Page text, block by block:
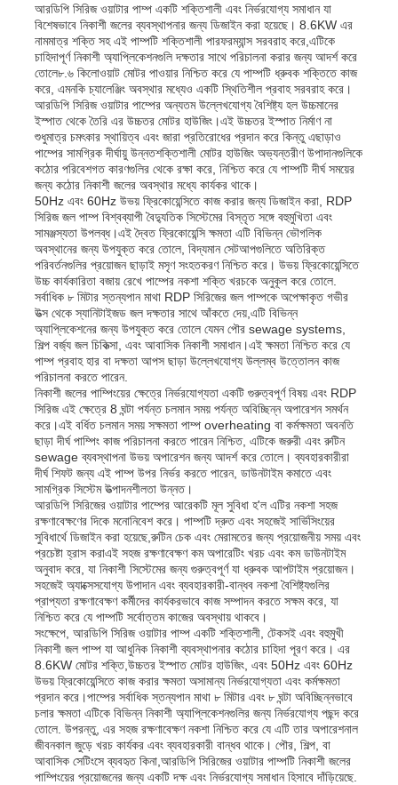
বাড়ি
পণ্য
ভিডিও
আমাদের সম্পর্কে
কারখানা ভ্রমণ
মান নিয়ন্ত্রণ
আমাদের সাথে যোগাযোগ করুন
আরডিপি সিরিজ ওয়াটার পাম্প একটি শক্তিশালী এবং নির্ভরযোগ্য সমাধান যা
বিশেষভাবে নিকাশী জলের ব্যবস্থাপনার জন্য ডিজাইন করা হয়েছে। 8.6KW এর
নামমাত্র শক্তি সহ এই পাম্পটি শক্তিশালী পারফরম্যান্স সরবরাহ করে,এটিকে
চাহিদাপূর্ণ নিকাশী অ্যাপ্লিকেশনগুলি দক্ষতার সাথে পরিচালনা করার জন্য আদর্শ করে
তোলে৮.৬ কিলোওয়াট মোটর পাওয়ার নিশ্চিত করে যে পাম্পটি ধ্রুবক শক্তিতে কাজ
করে, এমনকি চ্যালেঞ্জিং অবস্থার মধ্যেও একটি স্থিতিশীল প্রবাহ সরবরাহ করে।
আরডিপি সিরিজ ওয়াটার পাম্পের অন্যতম উল্লেখযোগ্য বৈশিষ্ট্য হল উচ্চমানের
ইস্পাত থেকে তৈরি এর উচ্চতর মোটর হাউজিং।এই উচ্চতর ইস্পাত নির্মাণ না
শুধুমাত্র চমৎকার স্থায়িত্ব এবং জারা প্রতিরোধের প্রদান করে কিন্তু এছাড়াও
পাম্পের সামগ্রিক দীর্ঘায়ু উন্নতশক্তিশালী মোটর হাউজিং অভ্যন্তরীণ উপাদানগুলিকে
কঠোর পরিবেশগত কারণগুলির থেকে রক্ষা করে, নিশ্চিত করে যে পাম্পটি দীর্ঘ সময়ের
জন্য কঠোর নিকাশী জলের অবস্থার মধ্যে কার্যকর থাকে।
50Hz এবং 60Hz উভয় ফ্রিকোয়েন্সিতে কাজ করার জন্য ডিজাইন করা, RDP
সিরিজ জল পাম্প বিশ্বব্যাপী বৈদ্যুতিক সিস্টেমের বিস্তৃত সঙ্গে বহুমুখিতা এবং
সামঞ্জস্যতা উপলব্ধ।এই দ্বৈত ফ্রিকোয়েন্সি ক্ষমতা এটি বিভিন্ন ভৌগলিক
অবস্থানের জন্য উপযুক্ত করে তোলে, বিদ্যমান সেটআপগুলিতে অতিরিক্ত
পরিবর্তনগুলির প্রয়োজন ছাড়াই মসৃণ সংহতকরণ নিশ্চিত করে। উভয় ফ্রিকোয়েন্সিতে
উচ্চ কার্যকারিতা বজায় রেখে পাম্পের নকশা শক্তি খরচকে অনুকূল করে তোলে.
সর্বাধিক ৮ মিটার স্তন্যপান মাথা RDP সিরিজের জল পাম্পকে অপেক্ষাকৃত গভীর
উত্স থেকে স্যানিটাইজড জল দক্ষতার সাথে আঁকতে দেয়,এটি বিভিন্ন
অ্যাপ্লিকেশনের জন্য উপযুক্ত করে তোলে যেমন পৌর sewage systems,
শিল্প বর্জ্য জল চিকিত্সা, এবং আবাসিক নিকাশী সমাধান।এই ক্ষমতা নিশ্চিত করে যে
পাম্প প্রবাহ হার বা দক্ষতা আপস ছাড়া উল্লেখযোগ্য উল্লম্ব উত্তোলন কাজ
পরিচালনা করতে পারেন.
নিকাশী জলের পাম্পিংয়ের ক্ষেত্রে নির্ভরযোগ্যতা একটি গুরুত্বপূর্ণ বিষয় এবং RDP
সিরিজ এই ক্ষেত্রে 8 ঘন্টা পর্যন্ত চলমান সময় পর্যন্ত অবিচ্ছিন্ন অপারেশন সমর্থন
করে।এই বর্ধিত চলমান সময় সক্ষমতা পাম্প overheating বা কর্মক্ষমতা অবনতি
ছাড়া দীর্ঘ পাম্পিং কাজ পরিচালনা করতে পারেন নিশ্চিত, এটিকে জরুরী এবং রুটিন
sewage ব্যবস্থাপনা উভয় অপারেশন জন্য আদর্শ করে তোলে। ব্যবহারকারীরা
দীর্ঘ শিফট জন্য এই পাম্প উপর নির্ভর করতে পারেন, ডাউনটাইম কমাতে এবং
সামগ্রিক সিস্টেম উত্পাদনশীলতা উন্নত।
আরডিপি সিরিজের ওয়াটার পাম্পের আরেকটি মূল সুবিধা হ'ল এটির নকশা সহজ
রক্ষণাবেক্ষণের দিকে মনোনিবেশ করে। পাম্পটি দ্রুত এবং সহজেই সার্ভিসিংয়ের
সুবিধার্থে ডিজাইন করা হয়েছে,রুটিন চেক এবং মেরামতের জন্য প্রয়োজনীয় সময় এবং
প্রচেষ্টা হ্রাস করাএই সহজ রক্ষণাবেক্ষণ কম অপারেটিং খরচ এবং কম ডাউনটাইম
অনুবাদ করে, যা নিকাশী সিস্টেমের জন্য গুরুত্বপূর্ণ যা ধ্রুবক আপটাইম প্রয়োজন।
সহজেই অ্যাক্সেসযোগ্য উপাদান এবং ব্যবহারকারী-বান্ধব নকশা বৈশিষ্ট্যগুলির
প্রাপ্যতা রক্ষণাবেক্ষণ কর্মীদের কার্যকরভাবে কাজ সম্পাদন করতে সক্ষম করে, যা
নিশ্চিত করে যে পাম্পটি সর্বোত্তম কাজের অবস্থায় থাকবে।
সংক্ষেপে, আরডিপি সিরিজ ওয়াটার পাম্প একটি শক্তিশালী, টেকসই এবং বহুমুখী
নিকাশী জল পাম্প যা আধুনিক নিকাশী ব্যবস্থাপনার কঠোর চাহিদা পূরণ করে। এর
8.6KW মোটর শক্তি,উচ্চতর ইস্পাত মোটর হাউজিং, এবং 50Hz এবং 60Hz
উভয় ফ্রিকোয়েন্সিতে কাজ করার ক্ষমতা অসামান্য নির্ভরযোগ্যতা এবং কর্মক্ষমতা
প্রদান করে।পাম্পের সর্বাধিক স্তন্যপান মাথা ৮ মিটার এবং ৮ ঘন্টা অবিচ্ছিন্নভাবে
চলার ক্ষমতা এটিকে বিভিন্ন নিকাশী অ্যাপ্লিকেশনগুলির জন্য নির্ভরযোগ্য পছন্দ করে
তোলে. উপরন্তু, এর সহজ রক্ষণাবেক্ষণ নকশা নিশ্চিত করে যে এটি তার অপারেশনাল
জীবনকাল জুড়ে খরচ কার্যকর এবং ব্যবহারকারী বান্ধব থাকে। পৌর, শিল্প, বা
আবাসিক সেটিংসে ব্যবহৃত কিনা,আরডিপি সিরিজের ওয়াটার পাম্পটি নিকাশী জলের
পাম্পিংয়ের প্রয়োজনের জন্য একটি দক্ষ এবং নির্ভরযোগ্য সমাধান হিসাবে দাঁড়িয়েছে.